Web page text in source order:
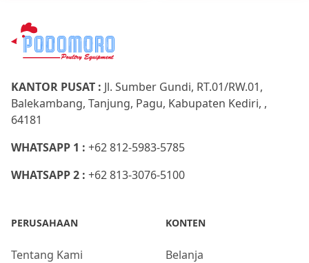
KANTOR PUSAT : Jl. Sumber Gundi, RT.01/RW.01,
Balekambang, Tanjung, Pagu, Kabupaten Kediri, ,
64181
WHATSAPP 1 : +62 812-5983-5785
WHATSAPP 2 : +62 813-3076-5100
PERUSAHAAN
Tentang Kami
KONTEN
Belanja